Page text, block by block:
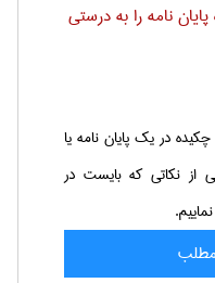
نامه را به درستی
در یک پایان نامه یا
نکاتی که بایست در